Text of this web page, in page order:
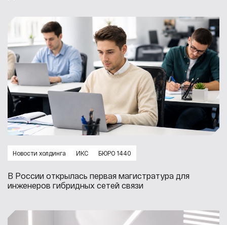
Новости холдинга ИКС БЮРО 1440
В России открылась первая магистратура для
инженеров гибридных сетей связи